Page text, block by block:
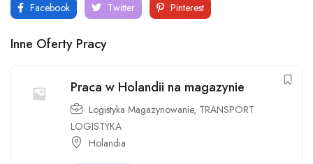
Facebook Twitter Pinterest
Inne Oferty Pracy
Praca w Holandii na magazynie
Logistyka Magazynowanie, TRANSPORT
LOGISTYKA
Holandia